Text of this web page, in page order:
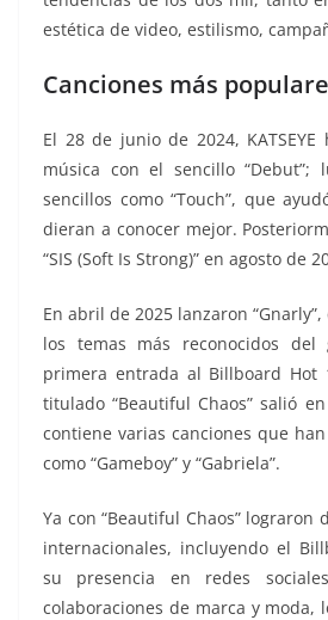
estética de video, estilismo,
Canciones más
El 28 de junio de 2024,
música con el sencillo “Debut”;
sencillos como “Touch”, que
dieran a conocer mejor.
“SIS (Soft Is Strong)” en agosto de
En abril de 2025 lanzaron
los temas más reconocidos
primera entrada al Billboard Hot
titulado “Beautiful Chaos” salió
contiene varias canciones que
como “Gameboy” y “Gabriela”.
Ya con “Beautiful Chaos” lograron
internacionales, incluyendo el
su presencia en redes
colaboraciones de marca y moda,